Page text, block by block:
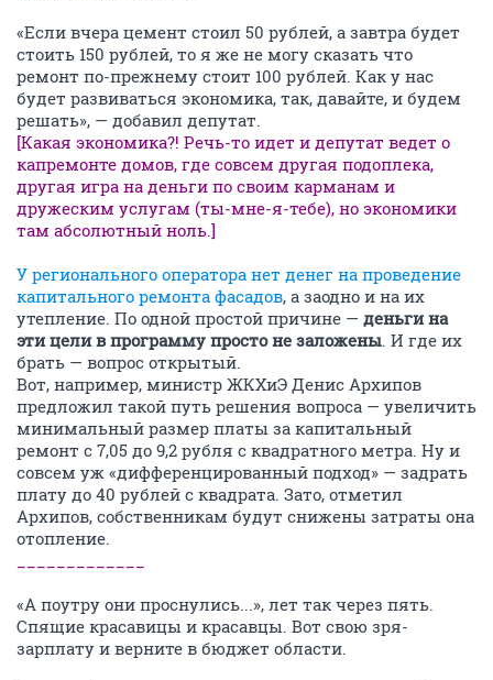
«Если вчера цемент стоил 50 рублей, а завтра будет
стоить 150 рублей, то я же не могу сказать что
ремонт по-прежнему стоит 100 рублей. Как у нас
будет развиваться экономика, так, давайте, и будем
решать», — добавил депутат.
[Какая экономика?! Речь-то идет и депутат ведет о
капремонте домов, где совсем другая подоплека,
другая игра на деньги по своим карманам и
дружеским услугам (ты-мне-я-тебе), но экономики
там абсолютный ноль.]
У регионального оператора нет денег на проведение
капитального ремонта фасадов, а заодно и на их
утепление. По одной простой причине — деньги на
эти цели в программу просто не заложены. И где их
брать — вопрос открытый.
Вот, например, министр ЖКХиЭ Денис Архипов
предложил такой путь решения вопроса — увеличить
минимальный размер платы за капитальный
ремонт с 7,05 до 9,2 рубля с квадратного метра. Ну и
совсем уж «дифференцированный подход» — задрать
плату до 40 рублей с квадрата. Зато, отметил
Архипов, собственникам будут снижены затраты она
отопление.
«А поутру они проснулись...», лет так через пять.
Спящие красавицы и красавцы. Вот свою зря-
зарплату и верните в бюджет области.